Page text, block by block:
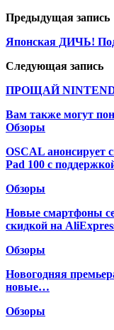
Предыдущая запись
Японская ДИЧЬ!
Следующая запись
ПРОЩАЙ
Вам также могут
Обзоры
OSCAL
Pad 100 с
Обзоры
Новые смартфоны
скидкой на
Обзоры
Новогодняя
новые…
Обзоры